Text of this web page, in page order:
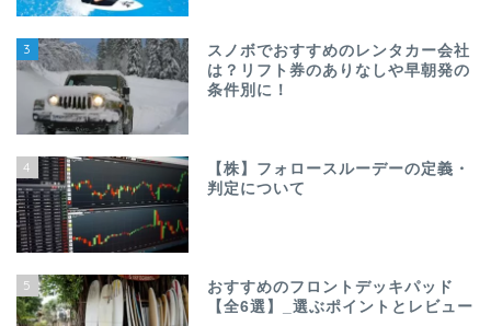
3
スノボでおすすめのレンタカー会社
は？リフト券のありなしや早朝発の
条件別に！
4
【株】フォロースルーデーの定義・
判定について
5
おすすめのフロントデッキパッド
【全6選】_選ぶポイントとレビュー